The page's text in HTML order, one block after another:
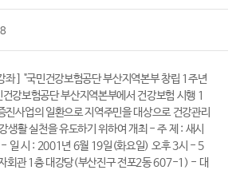
좌 ] "국민건강보험공단 부산지역본부 창립 1주년
강보험공단 부산지역본부에서 건강보험 시행 1
진사업의 일환으로 지역주민을 대상으로 건강관리
생활 실천을 유도하기 위하여 개최 - 주 제 : 새시
- 일 시 : 2001년 6월 19일(화요일) 오후 3시 - 5
회관 1층 대강당(부산진구 전포2동 607-1) - 대